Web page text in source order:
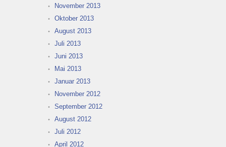
November 2013
Oktober 2013
August 2013
Juli 2013
Juni 2013
Mai 2013
Januar 2013
November 2012
September 2012
August 2012
Juli 2012
April 2012